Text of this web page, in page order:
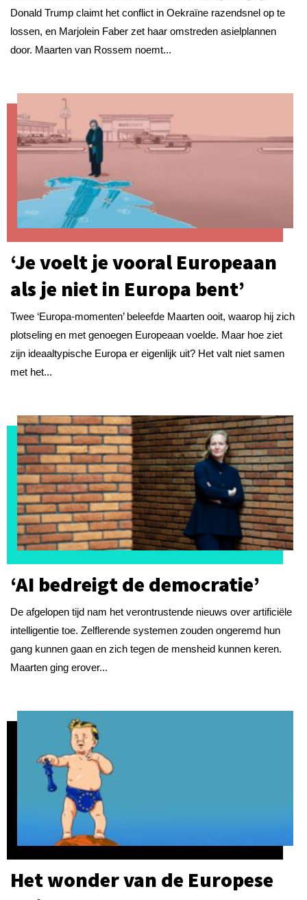
Donald Trump claimt het conflict in Oekraïne razendsnel op te
lossen, en Marjolein Faber zet haar omstreden asielplannen
door. Maarten van Rossem noemt...
‘Je voelt je vooral Europeaan
als je niet in Europa bent’
Twee ‘Europa-momenten’ beleefde Maarten ooit, waarop hij zich
plotseling en met genoegen Europeaan voelde. Maar hoe ziet
zijn ideaaltypische Europa er eigenlijk uit? Het valt niet samen
met het...
‘AI bedreigt de democratie’
De afgelopen tijd nam het verontrustende nieuws over artificiële
intelligentie toe. Zelflerende systemen zouden ongeremd hun
gang kunnen gaan en zich tegen de mensheid kunnen keren.
Maarten ging erover...
Het wonder van de Europese